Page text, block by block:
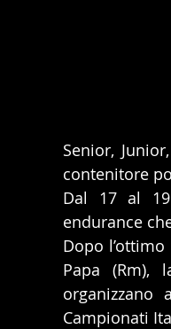
Senior,
contenitore
Dal 17 al
endurance
Dopo
Papa (Rm),
organizzano
Campionati